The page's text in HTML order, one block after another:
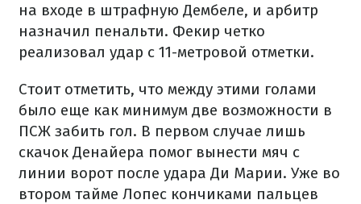
на входе в штрафную Дембеле, и арбитр
назначил пенальти. Фекир четко
реализовал удар с 11-метровой отметки.
Стоит отметить, что между этими голами
было еще как минимум две возможности в
ПСЖ забить гол. В первом случае лишь
скачок Денайера помог вынести мяч с
линии ворот после удара Ди Марии. Уже во
втором тайме Лопес кончиками пальцев